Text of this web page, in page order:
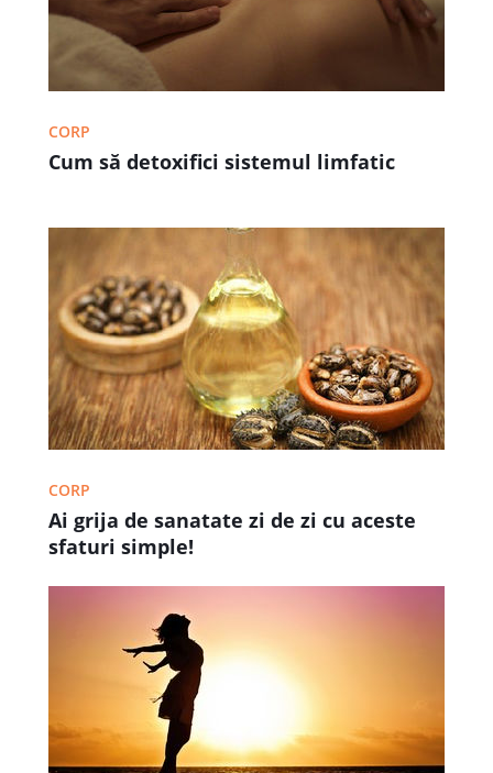
CORP
Cum să detoxifici sistemul limfatic
CORP
Ai grija de sanatate zi de zi cu aceste
sfaturi simple!